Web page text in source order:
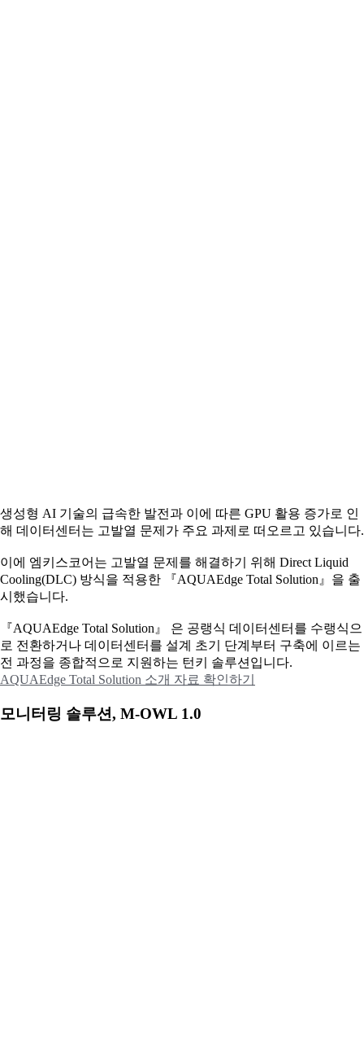
생성형 AI 기술의 급속한 발전과 이에 따른 GPU 활용 증가로 인
해 데이터센터는 고발열 문제가 주요 과제로 떠오르고 있습니다.
이에 엠키스코어는 고발열 문제를 해결하기 위해 Direct Liquid
Cooling(DLC) 방식을 적용한 『AQUAEdge Total Solution』을 출
시했습니다.
『AQUAEdge Total Solution』 은 공랭식 데이터센터를 수랭식으
로 전환하거나 데이터센터를 설계 초기 단계부터 구축에 이르는
전 과정을 종합적으로 지원하는 턴키 솔루션입니다.
AQUAEdge Total Solution 소개 자료 확인하기
모니터링 솔루션, M-OWL 1.0